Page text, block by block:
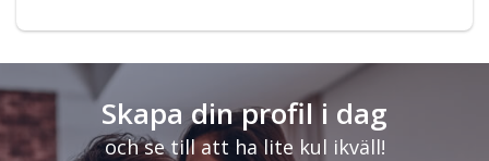
Skapa din profil i dag
och se till att ha lite kul ikväll!